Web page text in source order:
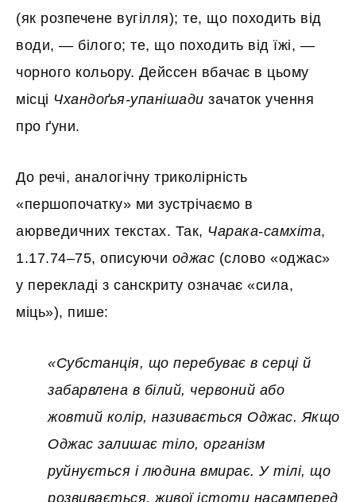
(як розпечене вугілля); те, що походить від
води, — білого; те, що походить від їжі, —
чорного кольору. Дейссен вбачає в цьому
місці Чхандоґья-упанішади зачаток учення
про ґуни.
До речі, аналогічну триколірність
«першопочатку» ми зустрічаємо в
аюрведичних текстах. Так, Чарака-самхіта,
1.17.74–75, описуючи оджас (слово «оджас»
у перекладі з санскриту означає «сила,
міць»), пише:
«Субстанція, що перебуває в серці й
забарвлена в білий, червоний або
жовтий колір, називається Оджас. Якщо
Оджас залишає тіло, організм
руйнується і людина вмирає. У тілі, що
розвивається, живої істоти насамперед